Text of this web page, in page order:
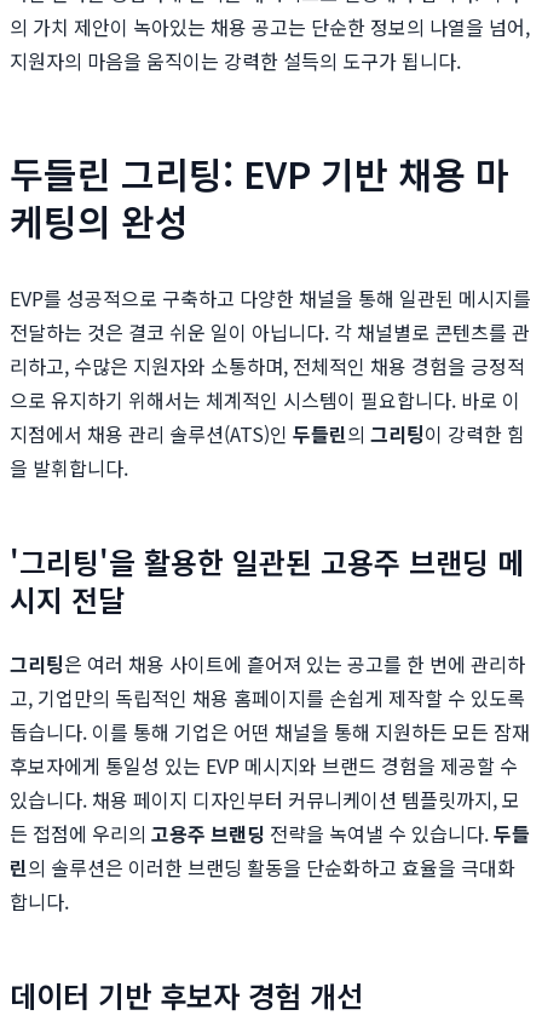
의 가치 제안이 녹아있는 채용 공고는 단순한 정보의 나열을 넘어,
지원자의 마음을 움직이는 강력한 설득의 도구가 됩니다.
두들린 그리팅: EVP 기반 채용 마
케팅의 완성
EVP를 성공적으로 구축하고 다양한 채널을 통해 일관된 메시지를
전달하는 것은 결코 쉬운 일이 아닙니다. 각 채널별로 콘텐츠를 관
리하고, 수많은 지원자와 소통하며, 전체적인 채용 경험을 긍정적
으로 유지하기 위해서는 체계적인 시스템이 필요합니다. 바로 이
지점에서 채용 관리 솔루션(ATS)인 두들린의 그리팅이 강력한 힘
을 발휘합니다.
'그리팅'을 활용한 일관된 고용주 브랜딩 메
시지 전달
그리팅은 여러 채용 사이트에 흩어져 있는 공고를 한 번에 관리하
고, 기업만의 독립적인 채용 홈페이지를 손쉽게 제작할 수 있도록
돕습니다. 이를 통해 기업은 어떤 채널을 통해 지원하든 모든 잠재
후보자에게 통일성 있는 EVP 메시지와 브랜드 경험을 제공할 수
있습니다. 채용 페이지 디자인부터 커뮤니케이션 템플릿까지, 모
든 접점에 우리의 고용주 브랜딩 전략을 녹여낼 수 있습니다.두들
린의 솔루션은 이러한 브랜딩 활동을 단순화하고 효율을 극대화
합니다.
데이터 기반 후보자 경험 개선